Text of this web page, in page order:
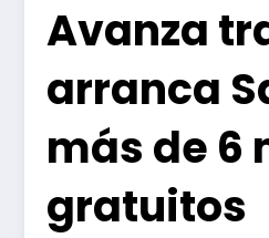
Avanza
arranca
más de 6
gratuitos